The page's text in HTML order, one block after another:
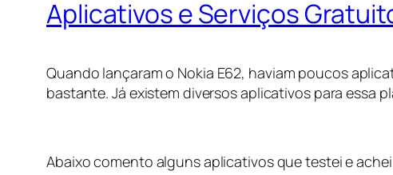
Aplicativos e Serviços
Quando lançaram o Nokia E62, haviam poucos
bastante. Já existem diversos aplicativos para essa
Abaixo comento alguns aplicativos que testei e